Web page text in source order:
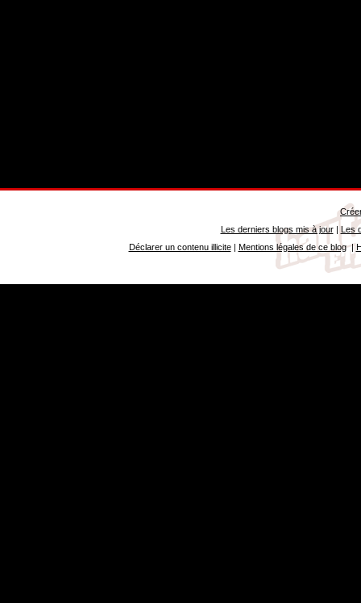
Les derniers blogs mis à jour| Les
Déclarer un contenu illicite| Mentions légales de ce blog|